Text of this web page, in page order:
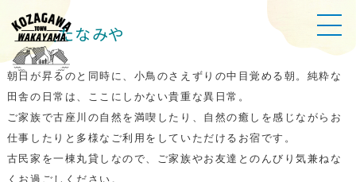
農民泊たなみや
朝日が昇るのと同時に、小鳥のさえずりの中目覚める朝。純粋な
田舎の日常は、ここにしかない貴重な異日常。
ご家族で古座川の自然を満喫したり、自然の癒しを感じながらお
仕事したりと多様なご利用をしていただけるお宿です。
古民家を一棟丸貸しなので、ご家族やお友達とのんびり気兼ねな
くお過ごしください。